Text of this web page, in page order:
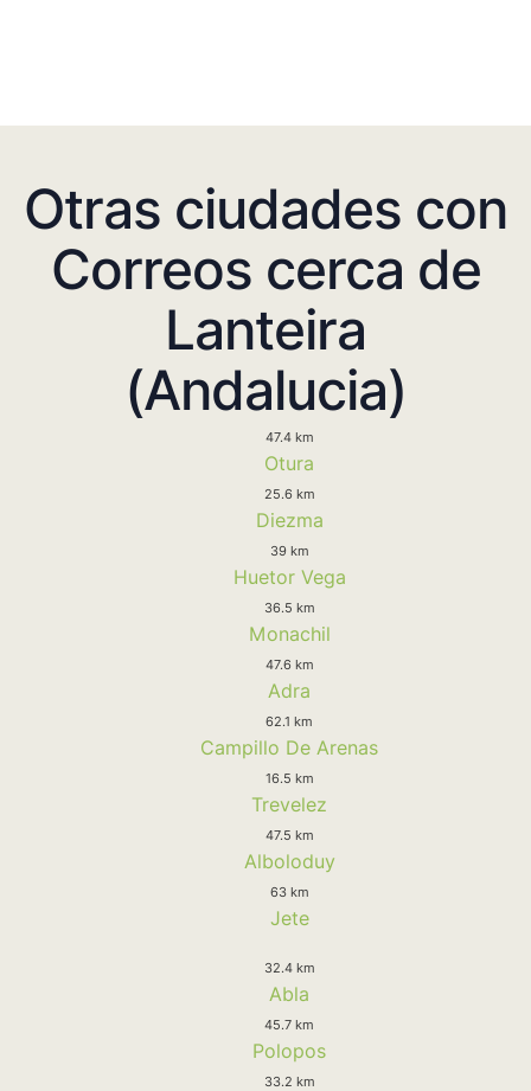
Otras ciudades con
Correos cerca de
Lanteira
(Andalucia)
47.4 km
Otura
25.6 km
Diezma
39 km
Huetor Vega
36.5 km
Monachil
47.6 km
Adra
62.1 km
Campillo De Arenas
16.5 km
Trevelez
47.5 km
Alboloduy
63 km
Jete
32.4 km
Abla
45.7 km
Polopos
33.2 km